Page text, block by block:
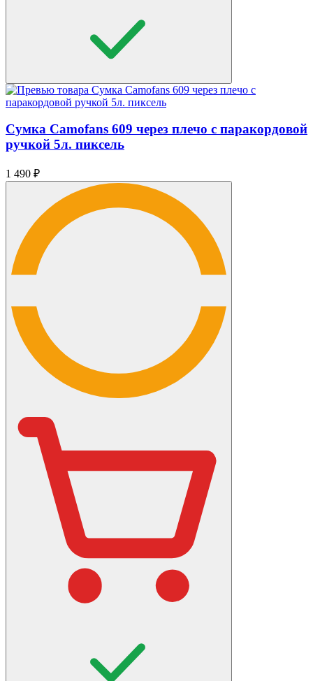
Сумка Camofans 609 через плечо с паракордовой
ручкой 5л. пиксель
1 490 ₽